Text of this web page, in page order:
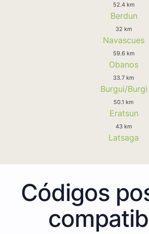
52.4 km
Berdun
32 km
Navascues
59.6 km
Obanos
33.7 km
Burgui/Burgi
50.1 km
Eratsun
43 km
Latsaga
Códigos